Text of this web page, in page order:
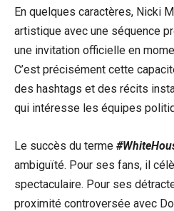
En quelques caractères, Nicki
artistique avec une séquence
une invitation officielle en
C’est précisément cette
des hashtags et des récits
qui intéresse les équipes
Le succès du terme
ambiguïté. Pour ses fans, il
spectaculaire. Pour ses
proximité controversée avec